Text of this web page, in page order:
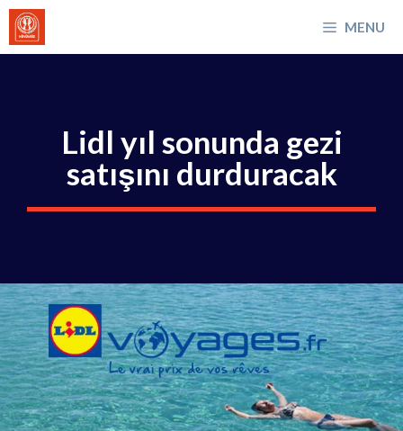
İçeriğe
atla
MENU
Lidl yıl sonunda gezi
satışını durduracak